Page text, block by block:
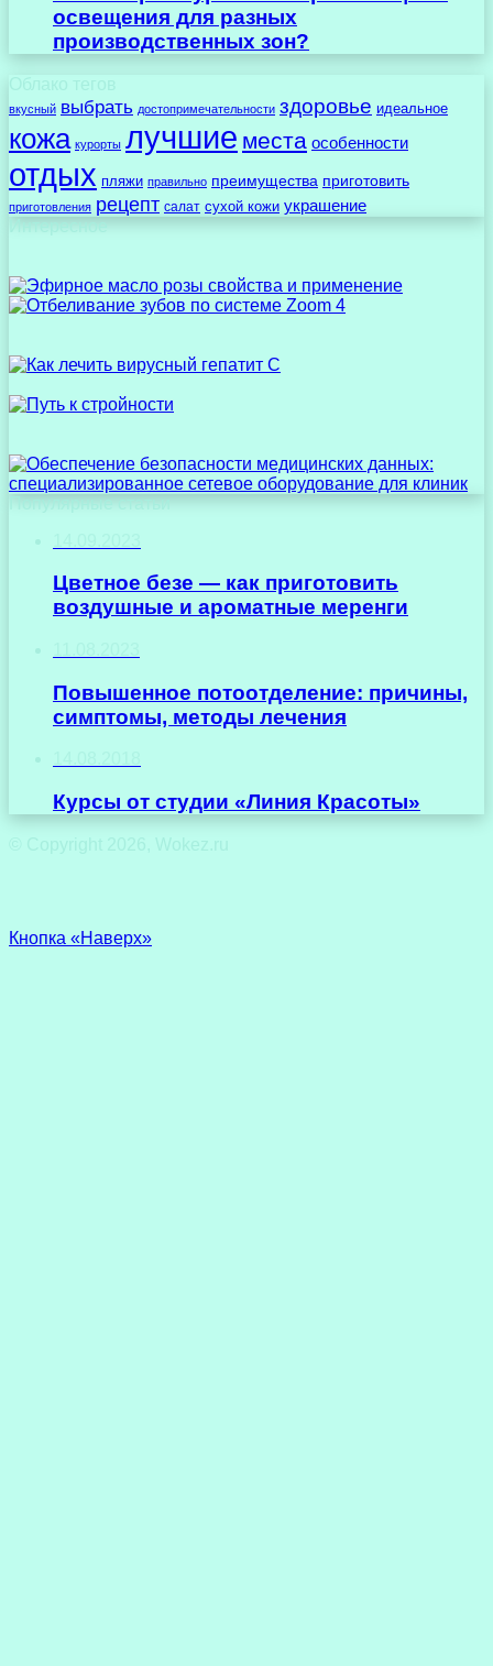
освещения для разных
производственных зон?
Облако тегов
вкусный выбрать достопримечательности здоровье идеальное
кожа курорты лучшие места особенности
отдых пляжи правильно преимущества приготовить
приготовления рецепт салат сухой кожи украшение
Цветное безе — как приготовить
воздушные и ароматные меренги
Повышенное потоотделение: причины,
симптомы, методы лечения
Курсы от студии «Линия Красоты»
© Copyright 2026, Wokez.ru
Кнопка «Наверх»